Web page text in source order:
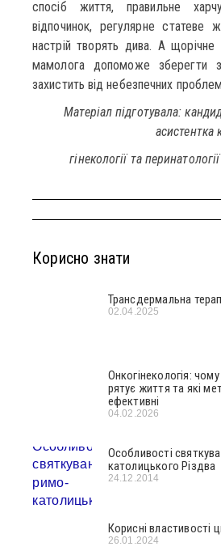
спосіб життя, правильне
відпочинок, регулярне статеве
настрій творять дива. А щорічне
мамолога допоможе зберегти
захистить від небезпечних
Матеріал підготувала:
асистентка
гінекології та
Корисно знати
Трансдермальна
02.04.2025
Онкогінекологія:
рятує життя та які
ефективні
04.02.2026
Особливості
католицького Різдва
24.12.2014
Корисні властивості
26.01.2024